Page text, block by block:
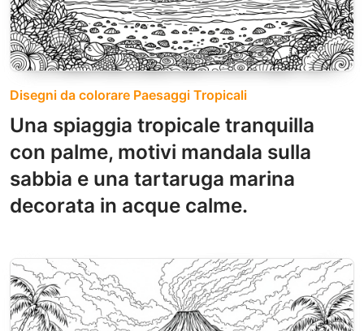
Disegni da colorare Paesaggi Tropicali
Una spiaggia tropicale tranquilla
con palme, motivi mandala sulla
sabbia e una tartaruga marina
decorata in acque calme.